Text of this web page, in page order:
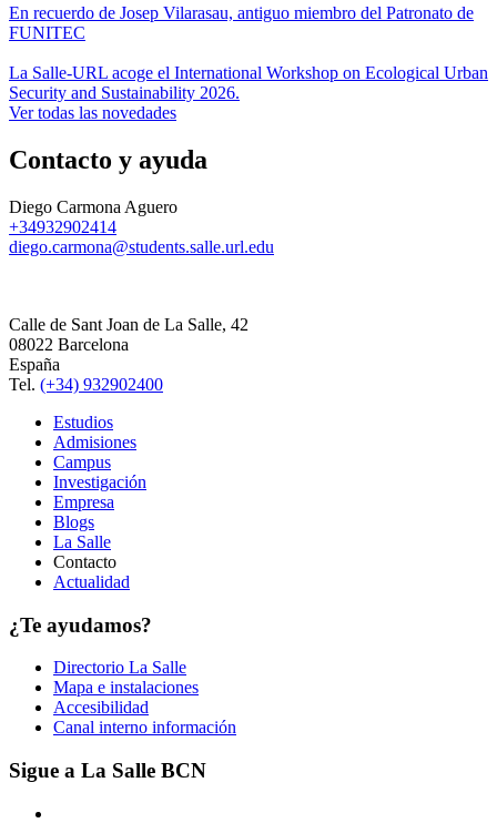
En recuerdo de Josep Vilarasau, antiguo miembro del Patronato de
FUNITEC
La Salle-URL acoge el International Workshop on Ecological Urban
Security and Sustainability 2026.
Ver todas las novedades
Contacto y ayuda
Diego Carmona Aguero
+34932902414
diego.carmona@students.salle.url.edu
Calle de Sant Joan de La Salle, 42
08022 Barcelona
España
Tel. (+34) 932902400
Estudios
Admisiones
Campus
Investigación
Empresa
Blogs
La Salle
Contacto
Actualidad
¿Te ayudamos?
Directorio La Salle
Mapa e instalaciones
Accesibilidad
Canal interno información
Sigue a La Salle BCN